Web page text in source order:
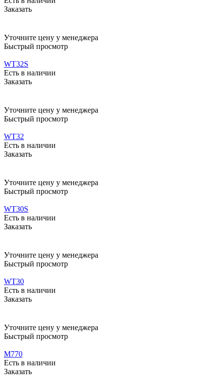
Заказать
Уточните цену у менеджера
Быстрый просмотр
WT32S
Есть в наличии
Заказать
Уточните цену у менеджера
Быстрый просмотр
WT32
Есть в наличии
Заказать
Уточните цену у менеджера
Быстрый просмотр
WT30S
Есть в наличии
Заказать
Уточните цену у менеджера
Быстрый просмотр
WT30
Есть в наличии
Заказать
Уточните цену у менеджера
Быстрый просмотр
M770
Есть в наличии
Заказать